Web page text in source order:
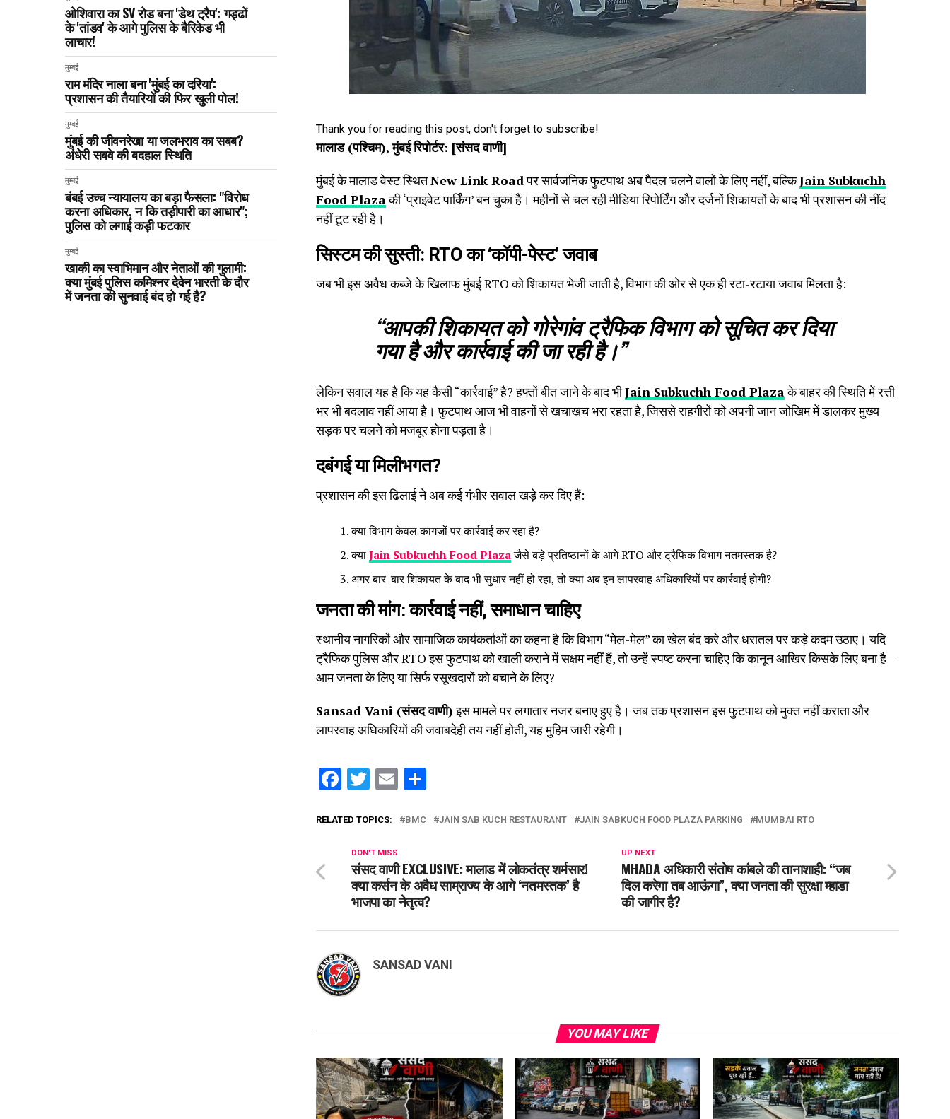
ओशिवारा का SV रोड बना 'डेथ ट्रैप': गड्ढों
के 'तांडव' के आगे पुलिस के बैरिकेड भी
लाचार!
मुम्बई
राम मंदिर नाला बना 'मुंबई का दरिया':
प्रशासन की तैयारियों की फिर खुली पोल!
मुम्बई
मुंबई की जीवनरेखा या जलभराव का सबब?
अंधेरी सबवे की बदहाल स्थिति
मुम्बई
बंबई उच्च न्यायालय का बड़ा फैसला: "विरोध
करना अधिकार, न कि तड़ीपारी का आधार";
पुलिस को लगाई कड़ी फटकार
मुम्बई
खाकी का स्वाभिमान और नेताओं की गुलामी:
क्या मुंबई पुलिस कमिश्नर देवेन भारती के दौर
में जनता की सुनवाई बंद हो गई है?
Thank you for reading this post, don't forget to subscribe!
मालाड (पश्चिम), मुंबईरिपोर्टर: [संसदवाणी]
मुंबई के मालाड वेस्ट स्थितNew Link Roadपर सार्वजनिक फुटपाथ अब पैदल चलने वालों के लिए नहीं, बल्किJain Subkuchh
Food Plazaकी ‘प्राइवेट पार्किंग’ बन चुका है। महीनों से चल रही मीडिया रिपोर्टिंग और दर्जनों शिकायतों के बाद भी प्रशासन की नींद
नहीं टूट रही है।
सिस्टम की सुस्ती: RTO का ‘कॉपी-पेस्ट’ जवाब
जब भी इस अवैध कब्जे के खिलाफ मुंबई RTO को शिकायत भेजी जाती है, विभाग की ओर से एक ही रटा-रटाया जवाब मिलता है:
“आपकी शिकायत को गोरेगांव ट्रैफिक विभाग को सूचित कर दिया
गया है और कार्रवाई की जा रही है।”
लेकिन सवाल यह है कि यह कैसी “कार्रवाई” है? हफ्तों बीत जाने के बाद भीJain Subkuchh Food Plazaके बाहर की स्थिति में रत्ती
भर भी बदलाव नहीं आया है। फुटपाथ आज भी वाहनों से खचाखच भरा रहता है, जिससे राहगीरों को अपनी जान जोखिम में डालकर मुख्य
सड़क पर चलने को मजबूर होना पड़ता है।
दबंगई या मिलीभगत?
प्रशासन की इस ढिलाई ने अब कई गंभीर सवाल खड़े कर दिए हैं:
क्या विभाग केवल कागजों पर कार्रवाई कर रहा है?
क्याJain Subkuchh Food Plazaजैसे बड़े प्रतिष्ठानों के आगे RTO और ट्रैफिक विभाग नतमस्तक है?
अगर बार-बार शिकायत के बाद भी सुधार नहीं हो रहा, तो क्या अब इन लापरवाह अधिकारियों पर कार्रवाई होगी?
जनता की मांग: कार्रवाई नहीं, समाधान चाहिए
स्थानीय नागरिकों और सामाजिक कार्यकर्ताओं का कहना है कि विभाग “मेल-मेल” का खेल बंद करे और धरातल पर कड़े कदम उठाए। यदि
ट्रैफिक पुलिस और RTO इस फुटपाथ को खाली कराने में सक्षम नहीं हैं, तो उन्हें स्पष्ट करना चाहिए कि कानून आखिर किसके लिए बना है—
आम जनता के लिए या सिर्फ रसूखदारों को बचाने के लिए?
Sansad Vani (संसद वाणी)इस मामले पर लगातार नजर बनाए हुए है। जब तक प्रशासन इस फुटपाथ को मुक्त नहीं कराता और
लापरवाह अधिकारियों की जवाबदेही तय नहीं होती, यह मुहिम जारी रहेगी।
Facebook
Twitter
Email
RELATED TOPICS: BMC JAIN SAB KUCH RESTAURANT JAIN SABKUCH FOOD PLAZA PARKING MUMBAI RTO
UP NEXT
MHADA अधिकारी संतोष कांबले की तानाशाही: “जब
दिल करेगा तब आऊंगा”, क्या जनता की सुरक्षा म्हाडा
की जागीर है?
DON'T MISS
संसद वाणी EXCLUSIVE: मालाड में लोकतंत्र शर्मसार!
क्या कर्सन के अवैध साम्राज्य के आगे ‘नतमस्तक’ है
भाजपा का नेतृत्व?
SANSAD VANI
YOU MAY LIKE